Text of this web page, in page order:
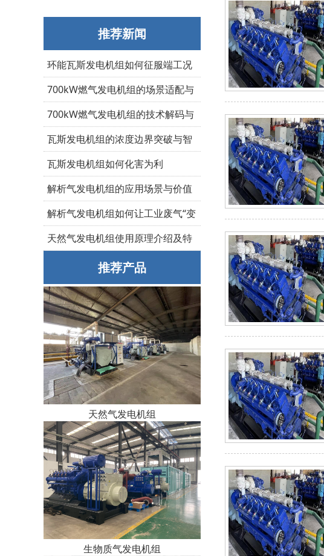
推荐新闻
环能瓦斯发电机组如何征服端工况
700kW燃气发电机组的场景适配与
选型指南
700kW燃气发电机组的技术解码与
性能优势
瓦斯发电机组的浓度边界突破与智
能进化
瓦斯发电机组如何化害为利
解析气发电机组的应用场景与价值
重构
解析气发电机组如何让工业废气“变
废为宝”
天然气发电机组使用原理介绍及特
推荐产品
天然气发电机组
生物质气发电机组